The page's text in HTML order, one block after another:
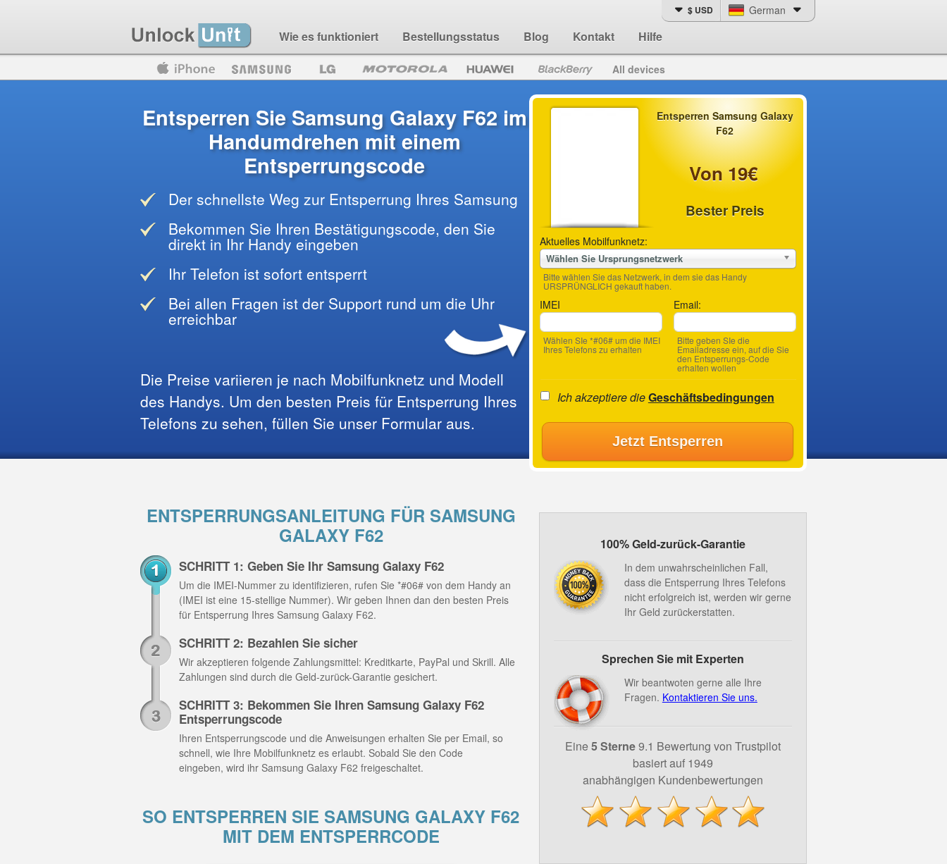
Wie es funktioniert Bestellungsstatus Blog Kontakt Hilfe
$ USD German
Blackberry All devices
Entsperren Samsung Galaxy
F62
Von 19€
Bester Preis
Aktuelles Mobilfunknetz:
Wählen Sie Ursprungsnetzwerk
Bitte wählen Sie das Netzwerk, in dem sie das Handy
URSPRÜNGLICH gekauft haben.
IMEI
Wählen SIe *#06# um die IMEI
Ihres Telefons zu erhalten
Email:
Bitte geben SIe die
Emailadresse ein, auf die Sie
den Entsperrungs-Code
erhalten wollen
Ich akzeptiere dieGeschäftsbedingungen
Jetzt Entsperren
Entsperren Sie Samsung Galaxy F62 im
Handumdrehen mit einem
Entsperrungscode
Der schnellste Weg zur Entsperrung Ihres Samsung
Bekommen Sie Ihren Bestätigungscode, den Sie
direkt in Ihr Handy eingeben
Ihr Telefon ist sofort entsperrt
Bei allen Fragen ist der Support rund um die Uhr
erreichbar
Die Preise variieren je nach Mobilfunknetz und Modell
des Handys. Um den besten Preis für Entsperrung Ihres
Telefons zu sehen, füllen Sie unser Formular aus.
ENTSPERRUNGSANLEITUNG FÜR SAMSUNG
GALAXY F62
SCHRITT 1: Geben Sie Ihr Samsung Galaxy F62
Um die IMEI-Nummer zu identifizieren, rufen Sie *#06# von dem Handy an
(IMEI ist eine 15-stellige Nummer). Wir geben Ihnen dan den besten Preis
für Entsperrung Ihres Samsung Galaxy F62.
SCHRITT 2: Bezahlen Sie sicher
Wir akzeptieren folgende Zahlungsmittel: Kreditkarte, PayPal und Skrill. Alle
Zahlungen sind durch die Geld-zurück-Garantie gesichert.
SCHRITT 3: Bekommen Sie Ihren Samsung Galaxy F62
Entsperrungscode
Ihren Entsperrungscode und die Anweisungen erhalten Sie per Email, so
schnell, wie Ihre Mobilfunknetz es erlaubt. Sobald Sie den Code
eingeben, wird ihr Samsung Galaxy F62 freigeschaltet.
SO ENTSPERREN SIE SAMSUNG GALAXY F62
MIT DEM ENTSPERRCODE
100% Geld-zurück-Garantie
In dem unwahrscheinlichen Fall,
dass die Entsperrung Ihres Telefons
nicht erfolgreich ist, werden wir gerne
Ihr Geld zurückerstatten.
Sprechen Sie mit Experten
Wir beantwoten gerne alle Ihre
Fragen. Kontaktieren Sie uns.
Eine 5 Sterne9.1 Bewertung von Trustpilot
basiert auf 1949
anabhängigen Kundenbewertungen